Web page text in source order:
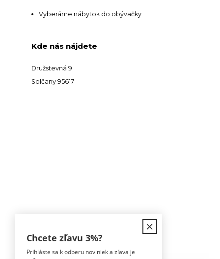
Vyberáme nábytok do obývačky
Kde nás nájdete
Družstevná 9
Solčany 95617
Tomáš Hula
Chcete zľavu 3%?
Prihláste sa k odberu noviniek a zľava je